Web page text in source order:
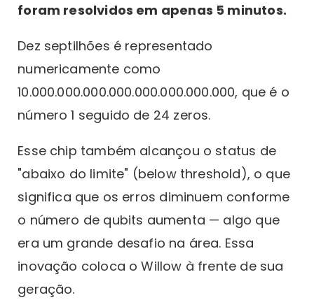
foram resolvidos em apenas 5 minutos.
Dez septilhões é representado
numericamente como
10.000.000.000.000.000.000.000.000, que é o
número 1 seguido de 24 zeros.
Esse chip também alcançou o status de
"abaixo do limite" (below threshold), o que
significa que os erros diminuem conforme
o número de qubits aumenta — algo que
era um grande desafio na área. Essa
inovação coloca o Willow à frente de sua
geração.